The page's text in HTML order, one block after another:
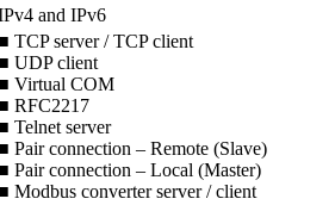
and IPv6
■ TCP server / TCP client
■ UDP client
■ Virtual COM
■ RFC2217
■ Telnet server
■ Pair connection – Remote (Slave)
■ Pair connection – Local (Master)
■ Modbus converter server / client